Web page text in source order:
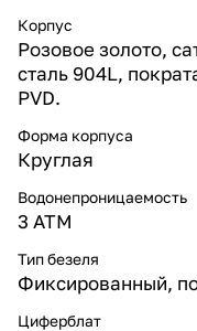
Корпус
Розовое золото,
сталь 904L,
PVD.
Форма корпуса
Круглая
Водонепроницаемость
3 ATM
Тип безеля
Фиксированный,
Циферблат